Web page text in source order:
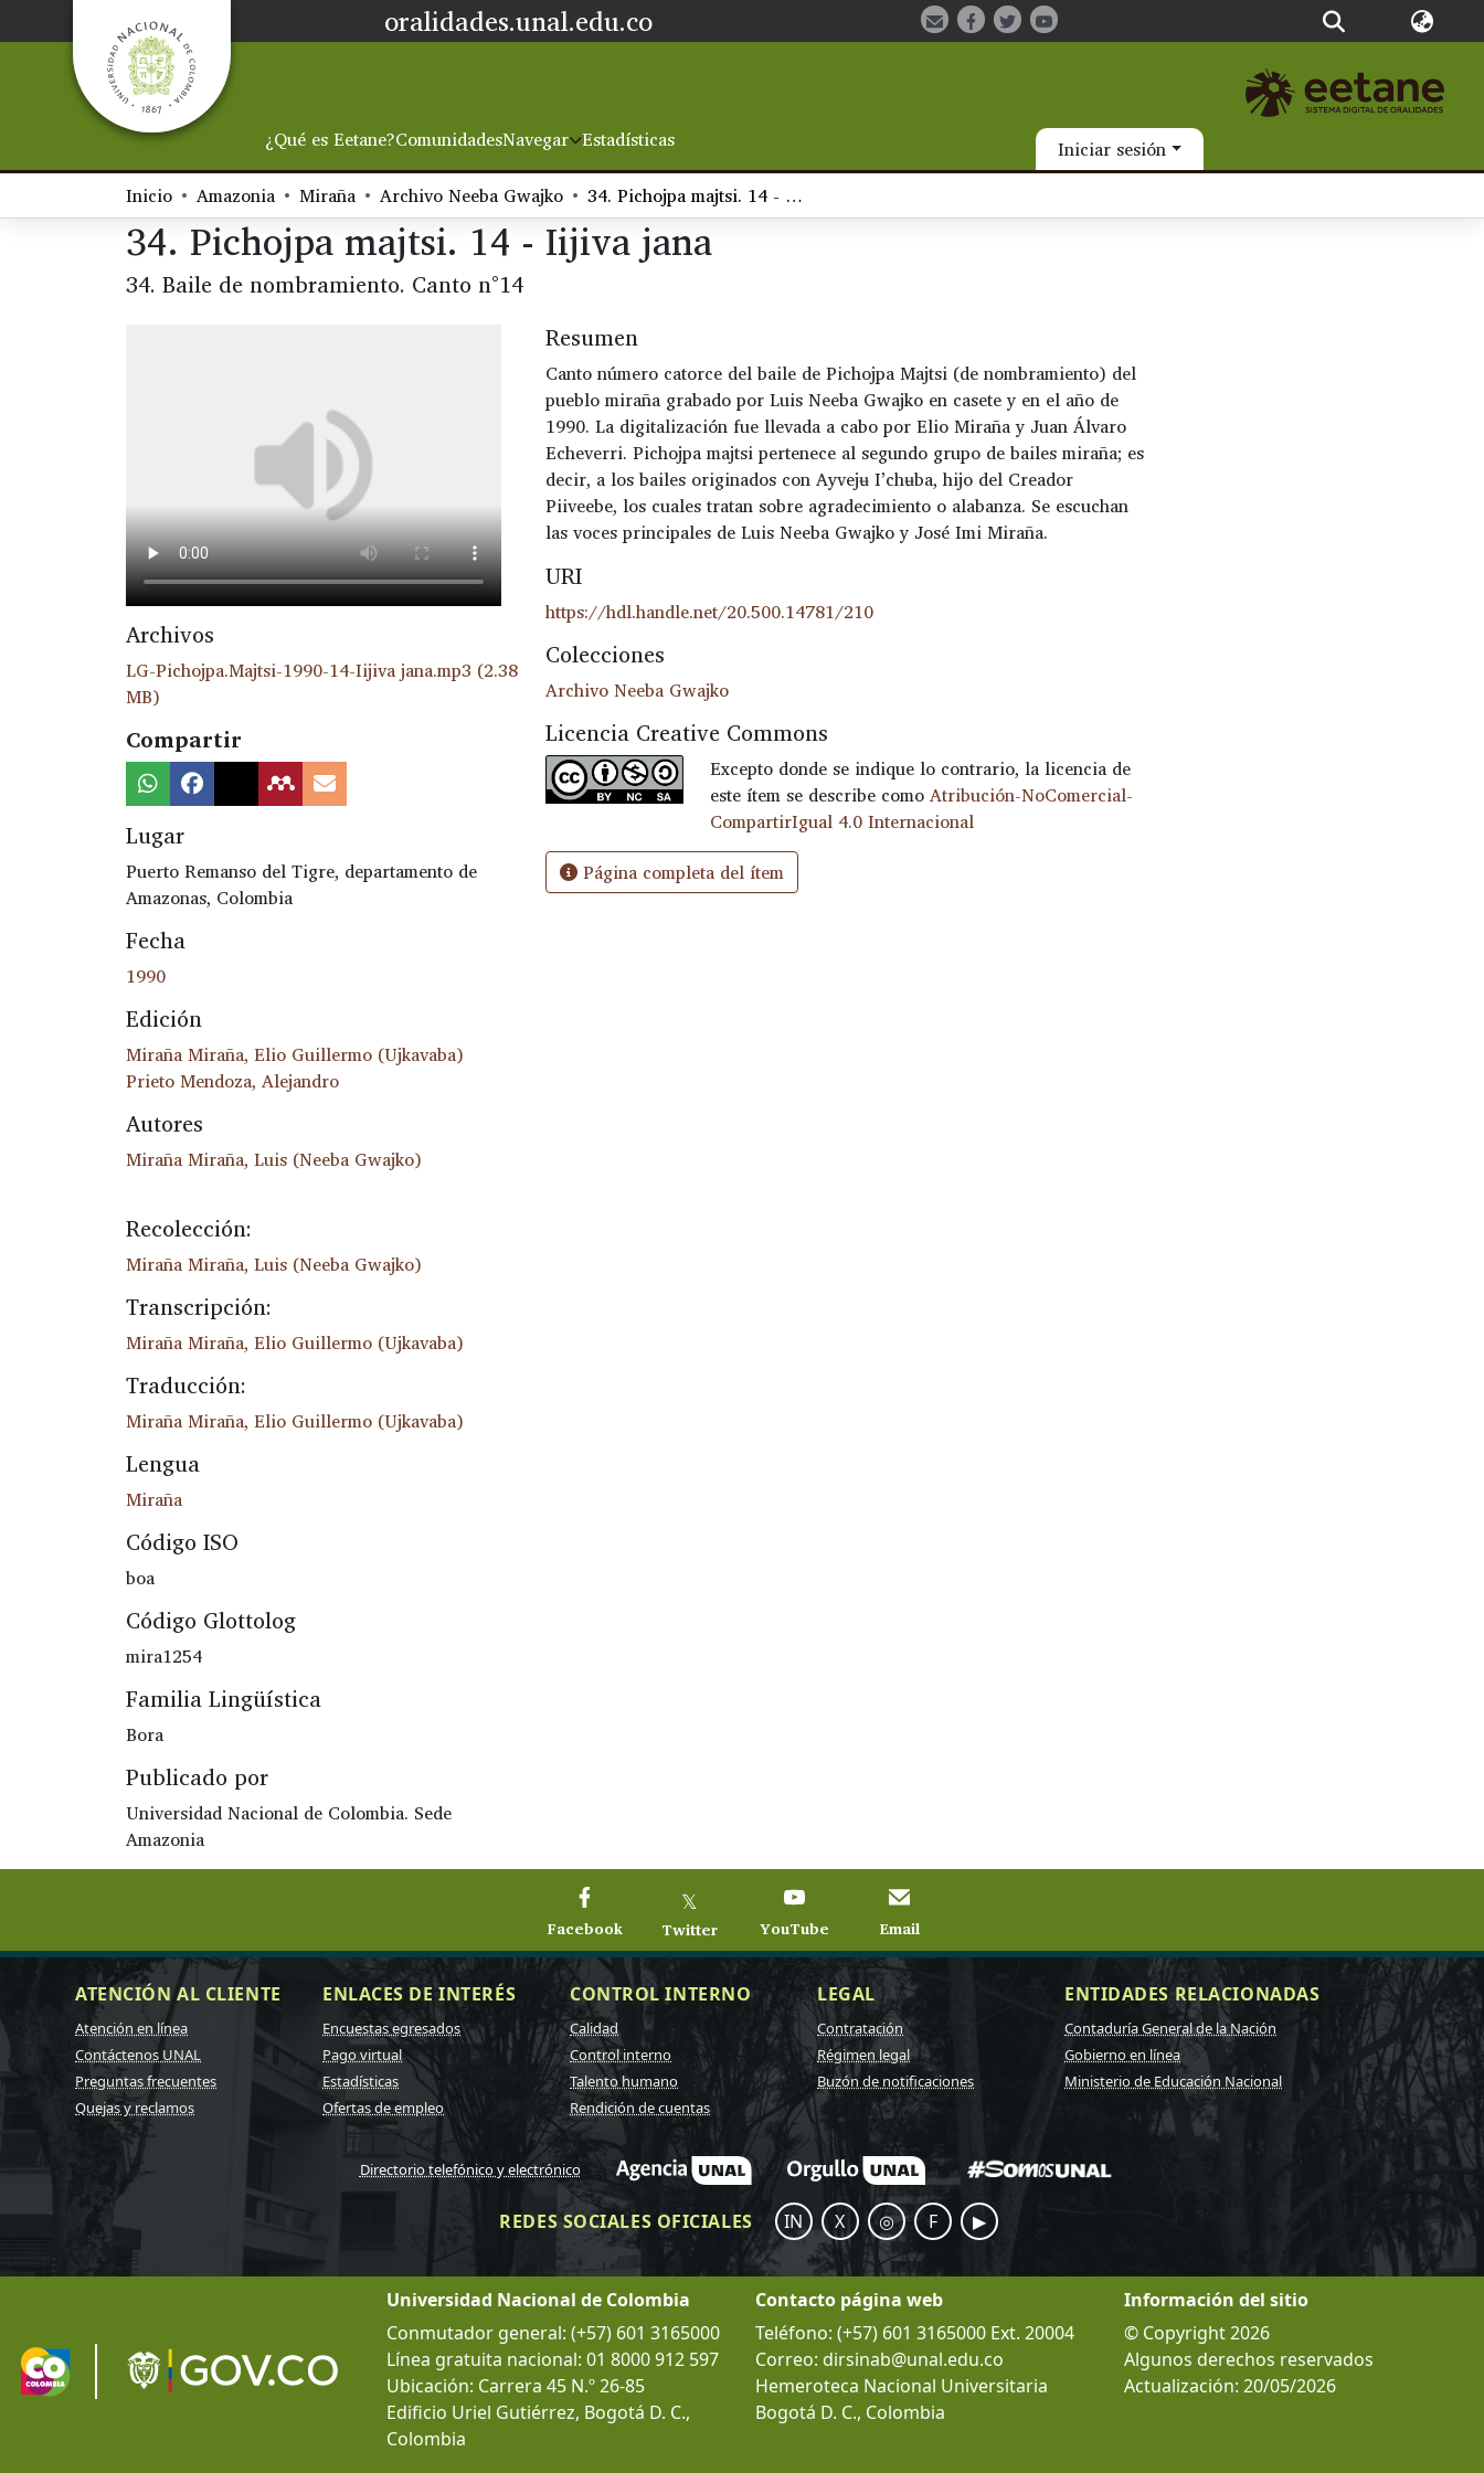
oralidades.unal.edu.co
¿Qué es Eetane?ComunidadesNavegar Estadísticas
Iniciar sesión
Inicio
Amazonia Miraña Archivo Neeba Gwajko 34. Pichojpa majtsi. 14 - Iijiva jana
34. Pichojpa majtsi. 14 - Iijiva jana
34. Baile de nombramiento. Canto n°14
Archivos
LG-Pichojpa.Majtsi-1990-14-Iijiva jana.mp3 (2.38
MB)
Compartir
Lugar
Puerto Remanso del Tigre, departamento de
Amazonas, Colombia
Fecha
1990
Edición
Miraña Miraña, Elio Guillermo (Ujkavaba)
Prieto Mendoza, Alejandro
Autores
Miraña Miraña, Luis (Neeba Gwajko)
Recolección:
Miraña Miraña, Luis (Neeba Gwajko)
Transcripción:
Miraña Miraña, Elio Guillermo (Ujkavaba)
Traducción:
Miraña Miraña, Elio Guillermo (Ujkavaba)
Lengua
Miraña
Código ISO
boa
Código Glottolog
mira1254
Familia Lingüística
Bora
Publicado por
Universidad Nacional de Colombia. Sede
Amazonia
Resumen
Canto número catorce del baile de Pichojpa Majtsi (de nombramiento) del
pueblo miraña grabado por Luis Neeba Gwajko en casete y en el año de
1990. La digitalización fue llevada a cabo por Elio Miraña y Juan Álvaro
Echeverri. Pichojpa majtsi pertenece al segundo grupo de bailes miraña; es
decir, a los bailes originados con Ayvejʉ I’chʉba, hijo del Creador
Piiveebe, los cuales tratan sobre agradecimiento o alabanza. Se escuchan
las voces principales de Luis Neeba Gwajko y José Imi Miraña.
URI
https://hdl.handle.net/20.500.14781/210
Colecciones
Archivo Neeba Gwajko
Licencia Creative Commons
Excepto donde se indique lo contrario, la licencia de
este ítem se describe comoAtribución-NoComercial-
CompartirIgual 4.0 Internacional
Página completa del ítem
Facebook
𝕏
Twitter YouTube Email
ATENCIÓN AL CLIENTE
Atención en línea
Contáctenos UNAL
Preguntas frecuentes
Quejas y reclamos
ENLACES DE INTERÉS
Encuestas egresados
Pago virtual
Estadísticas
Ofertas de empleo
CONTROL INTERNO
Calidad
Control interno
Talento humano
Rendición de cuentas
LEGAL
Contratación
Régimen legal
Buzón de notificaciones
ENTIDADES RELACIONADAS
Contaduría General de la Nación
Gobierno en línea
Ministerio de Educación Nacional
Directorio telefónico y electrónico
REDES SOCIALES OFICIALES IN X ◎ F ▶
Universidad Nacional de Colombia
Conmutador general: (+57) 601 3165000
Línea gratuita nacional: 01 8000 912 597
Ubicación: Carrera 45 N.º 26-85
Edificio Uriel Gutiérrez, Bogotá D. C.,
Colombia
Contacto página web
Teléfono: (+57) 601 3165000 Ext. 20004
Correo: dirsinab@unal.edu.co
Hemeroteca Nacional Universitaria
Bogotá D. C., Colombia
Información del sitio
© Copyright 2026
Algunos derechos reservados
Actualización: 20/05/2026